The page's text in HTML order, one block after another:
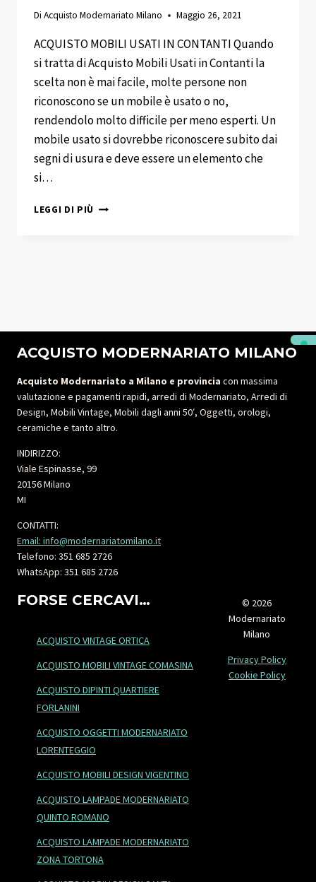
Di Acquisto Modernariato Milano Maggio 26, 2021
ACQUISTO MOBILI USATI IN CONTANTI Quando
si tratta di Acquisto Mobili Usati in Contanti la
scelta non è mai facile, molte persone non
riconoscono se un mobile è usato o no,
rendendolo molto difficile per meno esperti. Un
mobile usato si dovrebbe riconoscere subito dai
segni di usura e deve essere un elemento che
si…
LEGGI DI PIÙ ACQUISTO
ACQUISTO MODERNARIATO MILANO
Acquisto Modernariato a Milano e provincia con massima
valutazione e pagamenti rapidi, arredi di Modernariato, Arredi di
Design, Mobili Vintage, Mobili dagli anni 50′, Oggetti, orologi,
ceramiche e tanto altro.
INDIRIZZO:
Viale Espinasse, 99
20156 Milano
MI
CONTATTI:
Email: info@modernariatomilano.it
Telefono: 351 685 2726
WhatsApp: 351 685 2726
FORSE CERCAVI…
ACQUISTO VINTAGE ORTICA
ACQUISTO MOBILI VINTAGE COMASINA
ACQUISTO DIPINTI QUARTIERE
FORLANINI
ACQUISTO OGGETTI MODERNARIATO
LORENTEGGIO
ACQUISTO MOBILI DESIGN VIGENTINO
ACQUISTO LAMPADE MODERNARIATO
QUINTO ROMANO
ACQUISTO LAMPADE MODERNARIATO
ZONA TORTONA
© 2026
Modernariato
Milano
Privacy Policy
Cookie Policy